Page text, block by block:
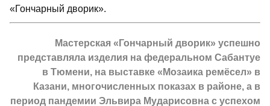
«Гончарный дворик».
Мастерская «Гончарный дворик» успешно
представляла изделия на федеральном Сабантуе
в Тюмени, на выставке «Мозаика ремёсел» в
Казани, многочисленных показах в районе, а в
период пандемии Эльвира Мударисовна с успехом